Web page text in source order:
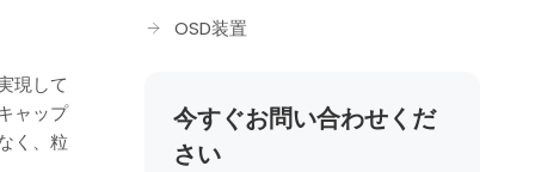
現して
ャップ
く、粒
OSD装置
今すぐお問い合わせくだ
さい